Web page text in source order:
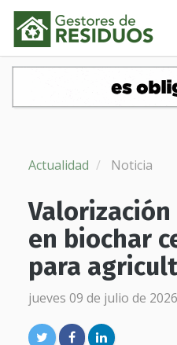
Actualidad Noticia
en biochar
para
jueves 09 de julio de 2026